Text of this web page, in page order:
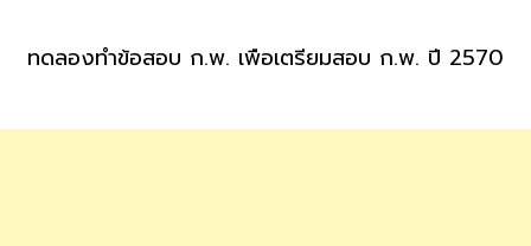
ทดลองทำข้อสอบ ก.พ. เพื่อเตรียมสอบ ก.พ. ปี 2570